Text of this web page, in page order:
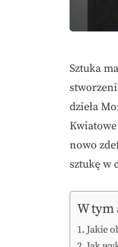
Sztuka
dzieła
nowo
sztukę w
W tym
Jakie